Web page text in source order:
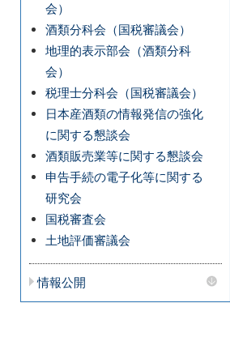
会）
酒類分科会（国税審議会）
地理的表示部会（酒類分科
会）
税理士分科会（国税審議会）
日本産酒類の情報発信の強化
に関する懇談会
酒類販売業等に関する懇談会
申告手続の電子化等に関する
研究会
国税審査会
土地評価審議会
情報公開